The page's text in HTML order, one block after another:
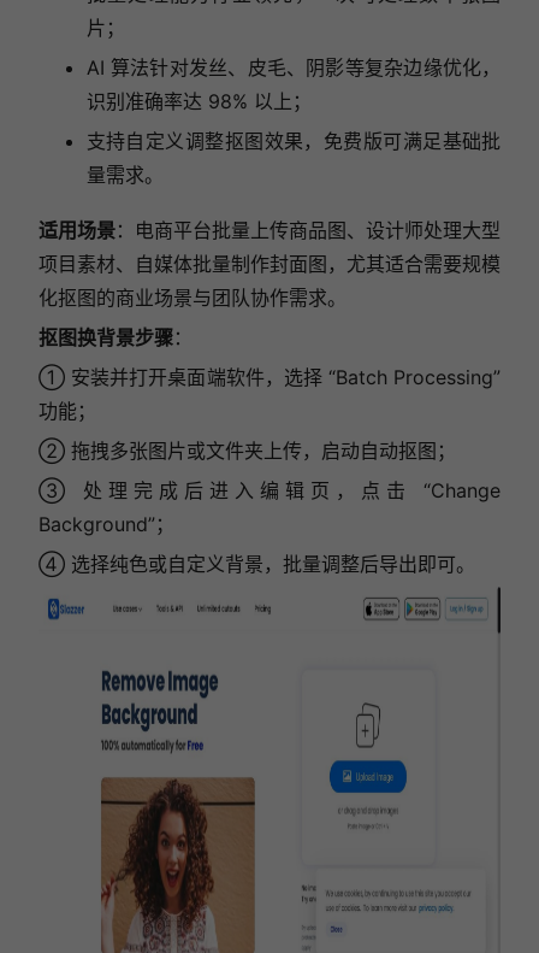
片；
AI 算法针对发丝、皮毛、阴影等复杂边缘优化，
识别准确率达 98% 以上；
支持自定义调整抠图效果，免费版可满足基础批
量需求。
适用场景：电商平台批量上传商品图、设计师处理大型
项目素材、自媒体批量制作封面图，尤其适合需要规模
化抠图的商业场景与团队协作需求。
抠图换背景步骤：
① 安装并打开桌面端软件，选择 “Batch Processing”
功能；
② 拖拽多张图片或文件夹上传，启动自动抠图；
③ 处理完成后进入编辑页，点击 “Change
Background”；
④ 选择纯色或自定义背景，批量调整后导出即可。